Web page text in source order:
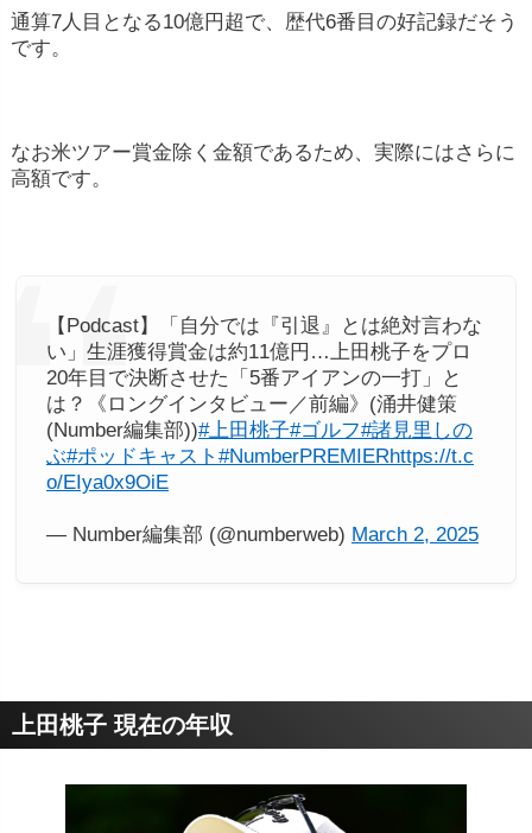
通算7人目となる10億円超で、歴代6番目の好記録だそう
です。
なお米ツアー賞金除く金額であるため、実際にはさらに
高額です。
【Podcast】「自分では『引退』とは絶対言わな
い」生涯獲得賞金は約11億円…上田桃子をプロ
20年目で決断させた「5番アイアンの一打」と
は？《ロングインタビュー／前編》(涌井健策
(Number編集部))#上田桃子#ゴルフ#諸見里しの
ぶ#ポッドキャスト #NumberPREMIERhttps://t.c
o/EIya0x9OiE
— Number編集部 (@numberweb) March 2, 2025
上田桃子 現在の年収